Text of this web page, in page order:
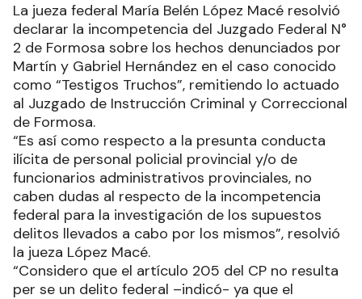
La jueza federal María Belén López Macé resolvió
declarar la incompetencia del Juzgado Federal N°
2 de Formosa sobre los hechos denunciados por
Martín y Gabriel Hernández en el caso conocido
como “Testigos Truchos”, remitiendo lo actuado
al Juzgado de Instrucción Criminal y Correccional
de Formosa.
“Es así como respecto a la presunta conducta
ilícita de personal policial provincial y/o de
funcionarios administrativos provinciales, no
caben dudas al respecto de la incompetencia
federal para la investigación de los supuestos
delitos llevados a cabo por los mismos”, resolvió
la jueza López Macé.
“Considero que el artículo 205 del CP no resulta
per se un delito federal –indicó- ya que el